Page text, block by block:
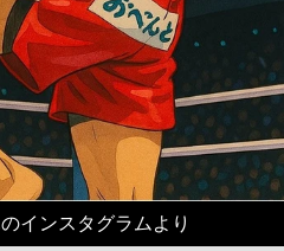
インスタグラムより